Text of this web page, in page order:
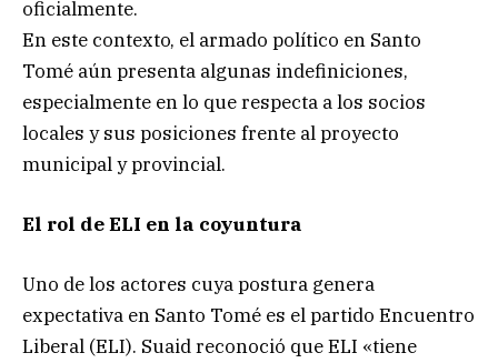
oficialmente.
En este contexto, el armado político en Santo
Tomé aún presenta algunas indefiniciones,
especialmente en lo que respecta a los socios
locales y sus posiciones frente al proyecto
municipal y provincial.
El rol de ELI en la coyuntura
Uno de los actores cuya postura genera
expectativa en Santo Tomé es el partido Encuentro
Liberal (ELI). Suaid reconoció que ELI «tiene